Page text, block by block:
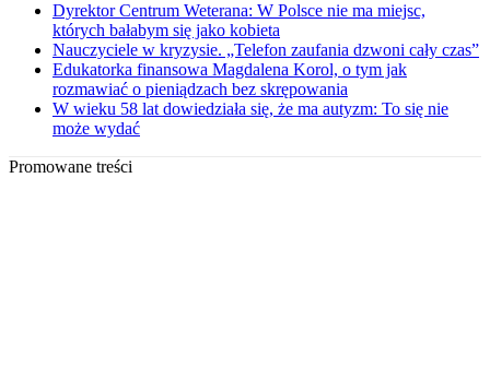
Dyrektor Centrum Weterana: W Polsce nie ma miejsc,
których bałabym się jako kobieta
Nauczyciele w kryzysie. „Telefon zaufania dzwoni cały czas”
Edukatorka finansowa Magdalena Korol, o tym jak
rozmawiać o pieniądzach bez skrępowania
W wieku 58 lat dowiedziała się, że ma autyzm: To się nie
może wydać
Promowane treści